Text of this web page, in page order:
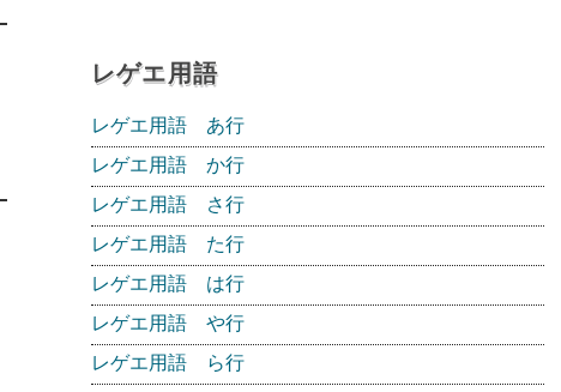
レゲエ用語
レゲエ用語 あ行
レゲエ用語 か行
レゲエ用語 さ行
レゲエ用語 た行
レゲエ用語 は行
レゲエ用語 や行
レゲエ用語 ら行